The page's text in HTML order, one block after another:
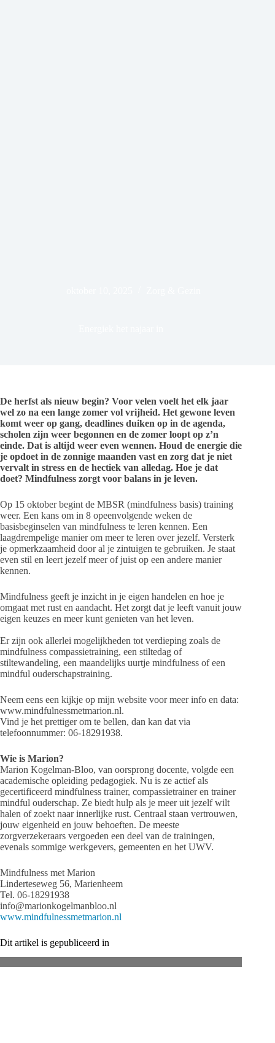
De herfst als nieuw begin? Voor velen voelt het elk jaar
wel zo na een lange zomer vol vrijheid. Het gewone leven
komt weer op gang, deadlines duiken op in de agenda,
scholen zijn weer begonnen en de zomer loopt op z’n
einde. Dat is altijd weer even wennen. Houd de energie die
je opdoet in de zonnige maanden vast en zorg dat je niet
vervalt in stress en de hectiek van alledag. Hoe je dat
doet? Mindfulness zorgt voor balans in je leven.
Op 15 oktober begint de MBSR (mindfulness basis) training
weer. Een kans om in 8 opeenvolgende weken de
basisbeginselen van mindfulness te leren kennen. Een
laagdrempelige manier om meer te leren over jezelf. Versterk
je opmerkzaamheid door al je zintuigen te gebruiken. Je staat
even stil en leert jezelf meer of juist op een andere manier
kennen.
Mindfulness geeft je inzicht in je eigen handelen en hoe je
omgaat met rust en aandacht. Het zorgt dat je leeft vanuit jouw
eigen keuzes en meer kunt genieten van het leven.
Er zijn ook allerlei mogelijkheden tot verdieping zoals de
mindfulness compassietraining, een stiltedag of
stiltewandeling, een maandelijks uurtje mindfulness of een
mindful ouderschapstraining.
Neem eens een kijkje op mijn website voor meer info en data:
www.mindfulnessmetmarion.nl.
Vind je het prettiger om te bellen, dan kan dat via
telefoonnummer: 06-18291938.
Wie is Marion?
Marion Kogelman-Bloo, van oorsprong docente, volgde een
academische opleiding pedagogiek. Nu is ze actief als
gecertificeerd mindfulness trainer, compassietrainer en trainer
mindful ouderschap. Ze biedt hulp als je meer uit jezelf wilt
halen of zoekt naar innerlijke rust. Centraal staan vertrouwen,
jouw eigenheid en jouw behoeften. De meeste
zorgverzekeraars vergoeden een deel van de trainingen,
evenals sommige werkgevers, gemeenten en het UWV.
Mindfulness met Marion
Linderteseweg 56, Marienheem
Tel. 06-18291938
info@marionkogelmanbloo.nl
www.mindfulnessmetmarion.nl
Dit artikel is gepubliceerd in